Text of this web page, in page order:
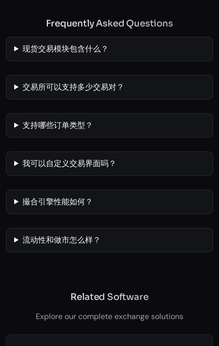
Frequently Asked Questions
现货交易模块包含什么？
交易所可以支持多少交易对？
支持哪些订单类型？
我可以自定义交易界面吗？
撮合引擎性能如何？
流动性和做市怎么样？
Related Software
Explore our complete exchange solutions